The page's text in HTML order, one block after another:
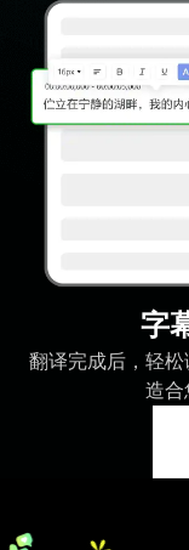
字
翻译完成后，轻
造合